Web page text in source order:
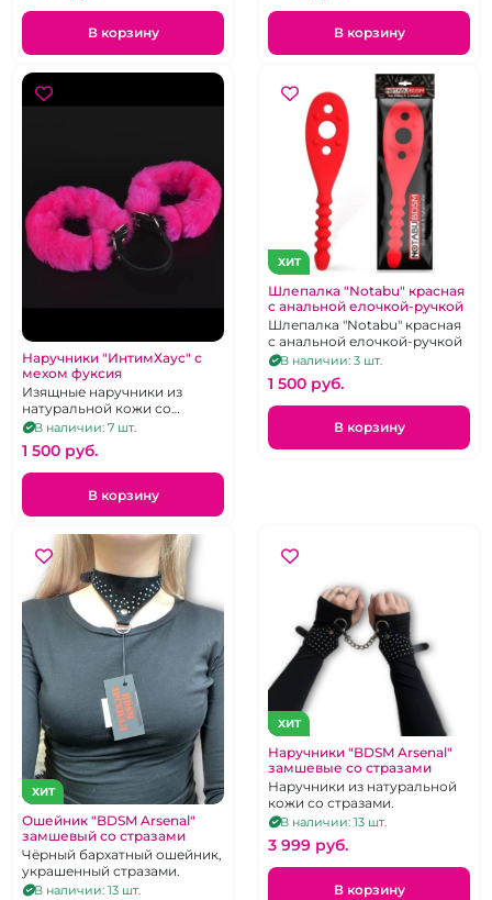
В корзину В корзину
Наручники "ИнтимХаус" с
мехом фуксия
Изящные наручники из
натуральной кожи со
съёмным мехом цвета
фуксии.
В наличии: 7 шт.
1 500 pуб.
В корзину
ХИТ
Шлепалка "Notabu" красная
с анальной елочкой-ручкой
Шлепалка "Notabu" красная
с анальной елочкой-ручкой
В наличии: 3 шт.
1 500 pуб.
В корзину
ХИТ
Ошейник "BDSM Arsenal"
замшевый со стразами
Чёрный бархатный ошейник,
украшенный стразами.
В наличии: 13 шт.
ХИТ
Наручники "BDSM Arsenal"
замшевые со стразами
Наручники из натуральной
кожи со стразами.
В наличии: 13 шт.
3 999 pуб.
В корзину